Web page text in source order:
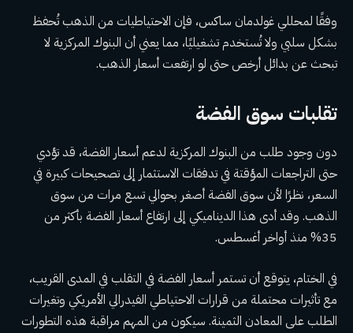
وفقًا لمحللي غولدمان ساكس، فإن الاحتياطيات من الذهب تُحفظ
بشكل سلبي ولا تُستخدم تشغيليًا، مما يعني أن البنوك المركزية لا
تبحث عن بدائل أرخص حتى لو ارتفعت أسعار الذهب.
تقلبات سوق الفضة
دون وجود طلب من البنوك المركزية لدعم أسعار الفضة، قد تؤدي
حتى التراجعات المؤقتة في تدفقات الاستثمار إلى تصحيحات كبيرة في
السعر، نظرًا لأن سوق الفضة أصغر بحوالي تسع مرات من سوق
الذهب. وقد أدى هذا الديناميكي إلى ارتفاع أسعار الفضة بأكثر من
35% منذ أواخر أغسطس.
في الختام، يتوقع أن تستمر أسعار الفضة في التقلب في المدى القريب،
مع تأثيرات محتملة من قرارات الاحتياطي الفيدرالي الأمريكي وتغيرات
الطلب على المعادن الثمينة. سيكون من المهم مراقبة هذه التطورات